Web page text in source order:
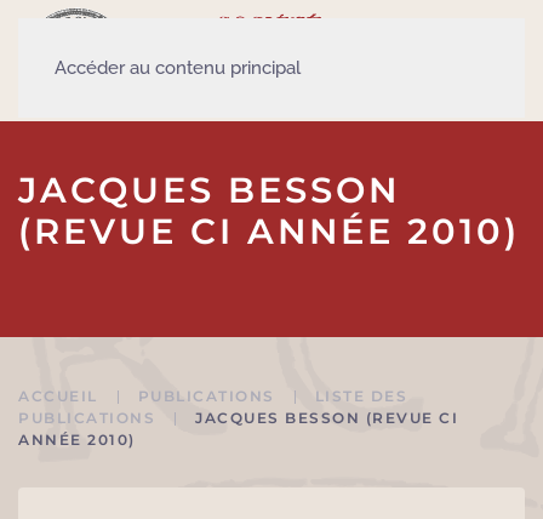
Accéder au contenu principal
JACQUES BESSON
(REVUE CI ANNÉE 2010)
ACCUEIL PUBLICATIONS
LISTE DES
PUBLICATIONS
JACQUES BESSON (REVUE CI
ANNÉE 2010)